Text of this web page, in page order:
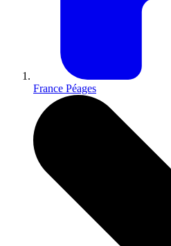
France Péages